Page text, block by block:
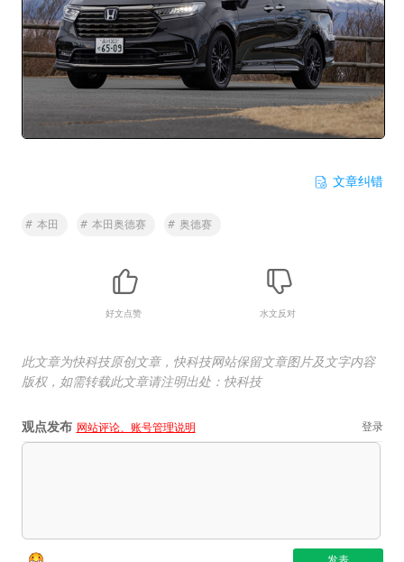
文章纠错
# 本田 # 本田奥德赛 # 奥德赛
好文点赞 水文反对
此文章为快科技原创文章，快科技网站保留文章图片及文字内容
版权，如需转载此文章请注明出处：快科技
观点发布 网站评论、账号管理说明 登录